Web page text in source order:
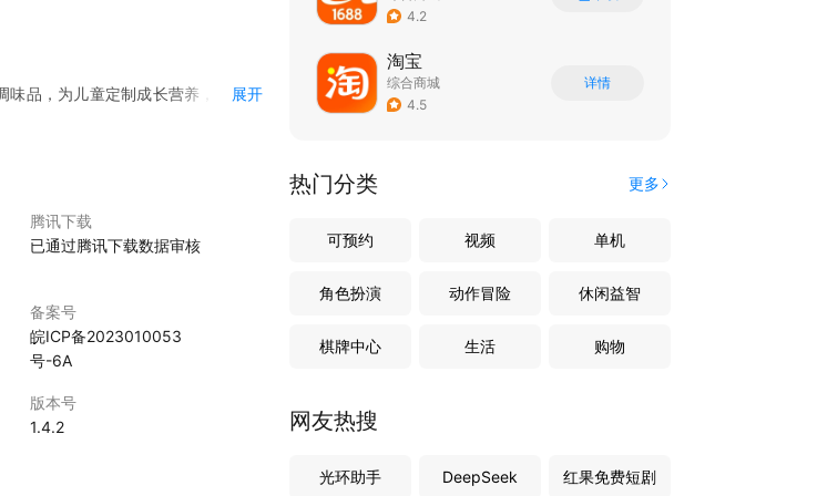
味品，为儿童定制成长营养，为职场
展开
腾讯下载
已通过腾讯下载数据审核
备案号
皖ICP备2023010053
号-6A
版本号
1.4.2
4.2
淘宝
综合商城
4.5
详情
热门分类 更多
可预约 视频 单机
角色扮演 动作冒险 休闲益智
棋牌中心 生活 购物
网友热搜
光环助手 DeepSeek 红果免费短剧